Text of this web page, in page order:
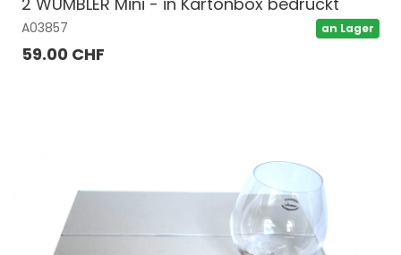
A03857 an Lager
59.00 CHF